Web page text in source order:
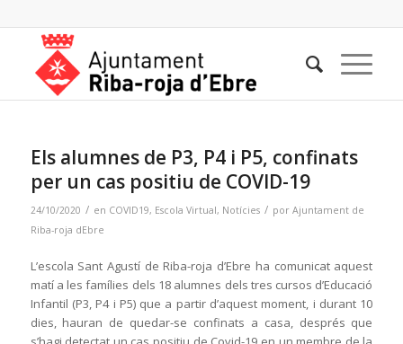
Els alumnes de P3, P4 i P5, confinats
per un cas positiu de COVID-19
24/10/2020 / en COVID19, Escola Virtual, Notícies / por Ajuntament de
Riba-roja dEbre
L’escola Sant Agustí de Riba-roja d’Ebre ha comunicat aquest
matí a les famílies dels 18 alumnes dels tres cursos d’Educació
Infantil (P3, P4 i P5) que a partir d’aquest moment, i durant 10
dies, hauran de quedar-se confinats a casa, després que